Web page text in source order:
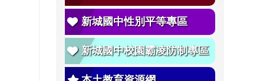
新城國中性別平等專區
新城國中校園霸凌防制專區